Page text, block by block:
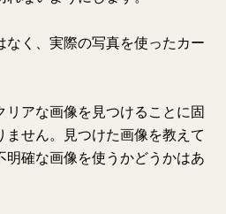
なく、実際の写真を使ったカー
リアな画像を見つけることに固
せん。見つけた画像を教えて
明確な画像を使うかどうかはあ